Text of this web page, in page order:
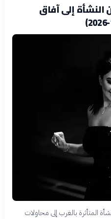
النشأة إلى آفاق
المتأثرة بالغرب إلى محاولات